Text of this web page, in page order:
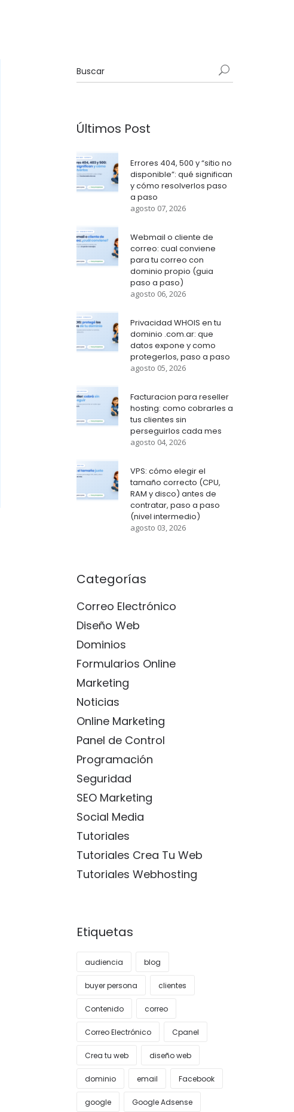
Últimos Post
Errores 404, 500 y “sitio no
disponible”: qué significan
y cómo resolverlos paso
a paso
agosto 07, 2026
Webmail o cliente de
correo: cual conviene
para tu correo con
dominio propio (guia
paso a paso)
agosto 06, 2026
Privacidad WHOIS en tu
dominio .com.ar: que
datos expone y como
protegerlos, paso a paso
agosto 05, 2026
Facturacion para reseller
hosting: como cobrarles a
tus clientes sin
perseguirlos cada mes
agosto 04, 2026
VPS: cómo elegir el
tamaño correcto (CPU,
RAM y disco) antes de
contratar, paso a paso
(nivel intermedio)
agosto 03, 2026
Categorías
Correo Electrónico
Diseño Web
Dominios
Formularios Online
Marketing
Noticias
Online Marketing
Panel de Control
Programación
Seguridad
SEO Marketing
Social Media
Tutoriales
Tutoriales Crea Tu Web
Tutoriales Webhosting
Etiquetas
audiencia blog
buyer persona clientes
Contenido correo
Correo Electrónico Cpanel
Crea tu web diseño web
dominio email Facebook
google Google Adsense